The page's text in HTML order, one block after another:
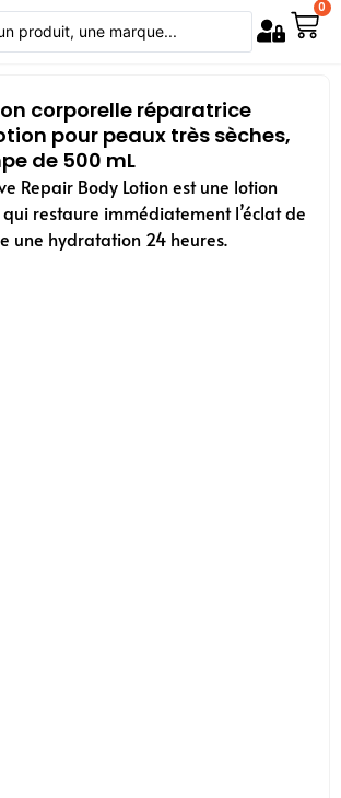
0
corporelle réparatrice
pour peaux très sèches,
de 500 mL
Repair Body Lotion est une lotion
restaure immédiatement l’éclat de
une hydratation 24 heures.